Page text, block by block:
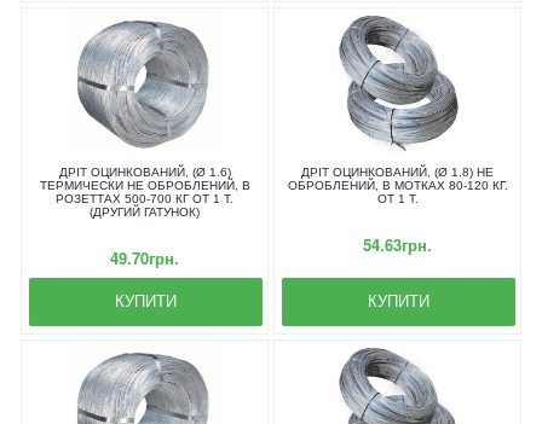
ДРІТ ОЦИНКОВАНИЙ, (Ø 1.6)
ТЕРМИЧЕСКИ НЕ ОБРОБЛЕНИЙ, В
РОЗЕТТАХ 500-700 КГ ОТ 1 Т.
(ДРУГИЙ ГАТУНОК)
49.70грн.
КУПИТИ
ДРІТ ОЦИНКОВАНИЙ, (Ø 1.8) НЕ
ОБРОБЛЕНИЙ, В МОТКАХ 80-120 КГ.
ОТ 1 Т.
54.63грн.
КУПИТИ